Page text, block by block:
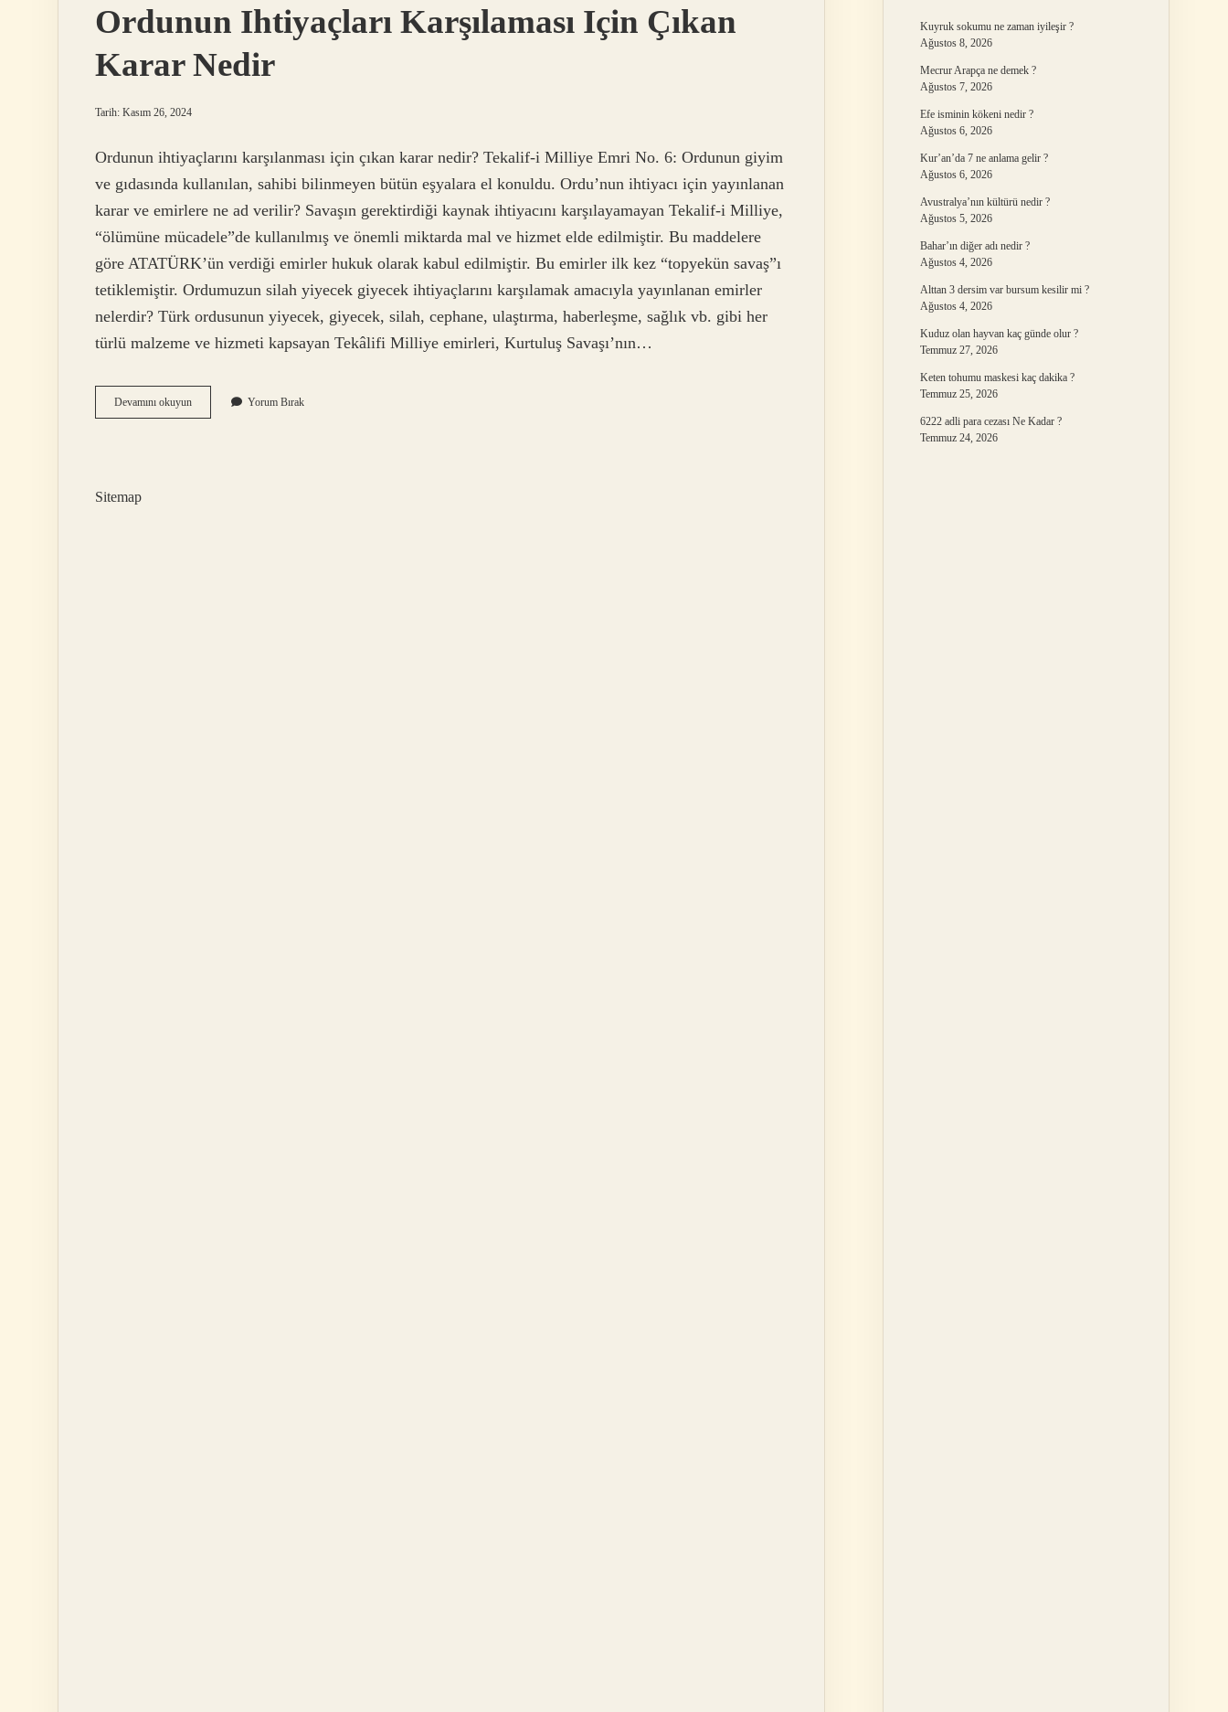
Ordunun Ihtiyaçları Karşılaması Için Çıkan
Karar Nedir
Tarih: Kasım 26, 2024
Ordunun ihtiyaçlarını karşılanması için çıkan karar nedir? Tekalif-i Milliye Emri No. 6: Ordunun giyim
ve gıdasında kullanılan, sahibi bilinmeyen bütün eşyalara el konuldu. Ordu’nun ihtiyacı için yayınlanan
karar ve emirlere ne ad verilir? Savaşın gerektirdiği kaynak ihtiyacını karşılayamayan Tekalif-i Milliye,
“ölümüne mücadele”de kullanılmış ve önemli miktarda mal ve hizmet elde edilmiştir. Bu maddelere
göre ATATÜRK’ün verdiği emirler hukuk olarak kabul edilmiştir. Bu emirler ilk kez “topyekün savaş”ı
tetiklemiştir. Ordumuzun silah yiyecek giyecek ihtiyaçlarını karşılamak amacıyla yayınlanan emirler
nelerdir? Türk ordusunun yiyecek, giyecek, silah, cephane, ulaştırma, haberleşme, sağlık vb. gibi her
türlü malzeme ve hizmeti kapsayan Tekâlifi Milliye emirleri, Kurtuluş Savaşı’nın…
Devamını okuyunOrdunun
Ihtiyaçları
Yorum Bırak
Sitemap
Kuyruk sokumu ne zaman iyileşir ?
Ağustos 8, 2026
Mecrur Arapça ne demek ?
Ağustos 7, 2026
Efe isminin kökeni nedir ?
Ağustos 6, 2026
Kur’an’da 7 ne anlama gelir ?
Ağustos 6, 2026
Avustralya’nın kültürü nedir ?
Ağustos 5, 2026
Bahar’ın diğer adı nedir ?
Ağustos 4, 2026
Alttan 3 dersim var bursum kesilir mi ?
Ağustos 4, 2026
Kuduz olan hayvan kaç günde olur ?
Temmuz 27, 2026
Keten tohumu maskesi kaç dakika ?
Temmuz 25, 2026
6222 adli para cezası Ne Kadar ?
Temmuz 24, 2026